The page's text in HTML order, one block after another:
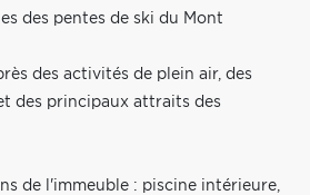
des pentes de ski du Mont
des activités de plein air, des
des principaux attraits des
de l'immeuble : piscine intérieure,